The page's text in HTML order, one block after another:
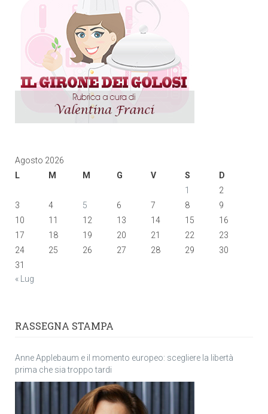
Agosto 2026
L
M M G V S
D
1
2
3
4 5 6 7 8
9
10
11 12 13 14 15
16
17
18 19 20 21 22
23
24
25 26 27 28 29
30
31
« Lug
RASSEGNA STAMPA
Anne Applebaum e il momento europeo: scegliere la libertà
prima che sia troppo tardi